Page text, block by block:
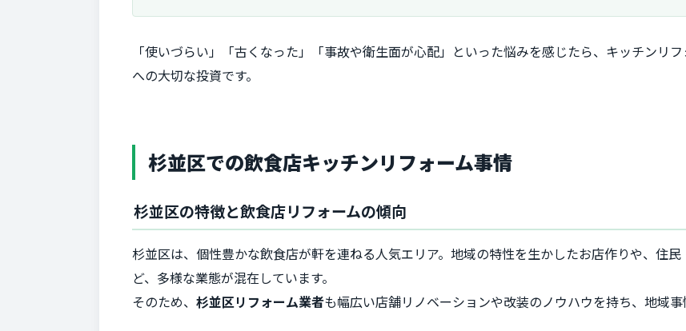
「使いづらい」「古くなった」「事故や衛生面が心配」といった悩みを感じたら、キッチンリ
への大切な投資です。
杉並区での飲食店キッチンリフォーム事情
杉並区の特徴と飲食店リフォームの傾向
杉並区は、個性豊かな飲食店が軒を連ねる人気エリア。地域の特性を生かしたお店作りや、住
ど、多様な業態が混在しています。
そのため、 杉並区リフォーム業者も幅広い店舗リノベーションや改装のノウハウを持ち、地域事